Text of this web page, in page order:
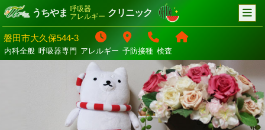
うちやま 呼吸器
アレルギー クリニック
磐田市大久保544-3
内科全般 呼吸器専門 アレルギー 予防接種 検査